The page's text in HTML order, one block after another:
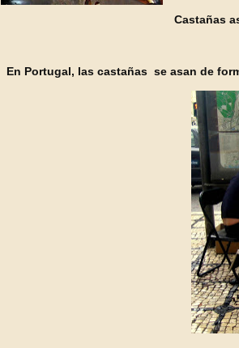
Castañas
En Portugal, las castañas se asan de